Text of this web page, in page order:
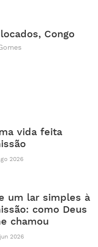
Congo
vida feita
2026
um lar simples à
como Deus
chamou
2026